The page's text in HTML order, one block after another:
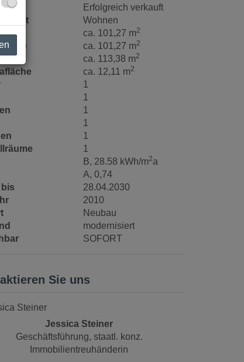
Erfolgreich verkauft
Wohnen
ca. 101,27 m2
ca. 101,27 m2
ca. 113,38 m2
ca. 12,11 m2
1
1
1
1
1
1
B, 28.58 kWh/m2a
A, 0,74
28.04.2030
2010
Neubau
modernisiert
SOFORT
Sie uns
Jessica Steiner
Geschäftsführung, staatl. konz.
Immobilientreuhänderin